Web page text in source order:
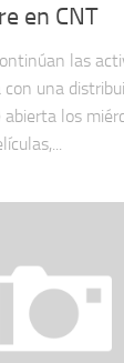
en CNT
las
con una
los